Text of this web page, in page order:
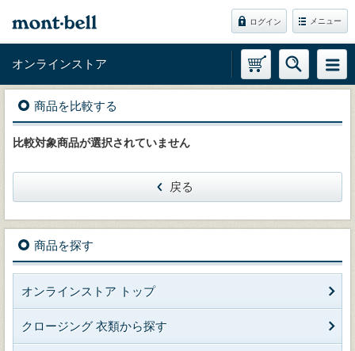
ログイン メニュー
オンラインストア
商品を比較する
比較対象商品が選択されていません
戻る
商品を探す
オンラインストア トップ
クロージング 衣類から探す